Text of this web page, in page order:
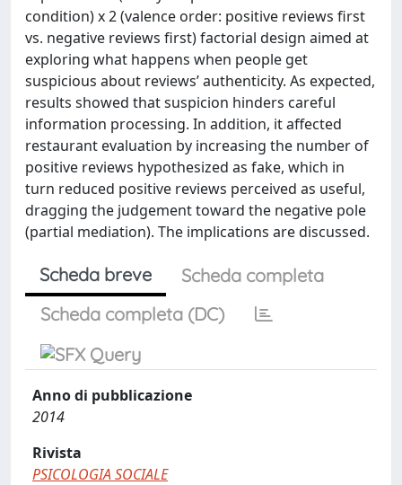
condition) x 2 (valence order: positive reviews first
vs. negative reviews first) factorial design aimed at
exploring what happens when people get
suspicious about reviews’ authenticity. As expected,
results showed that suspicion hinders careful
information processing. In addition, it affected
restaurant evaluation by increasing the number of
positive reviews hypothesized as fake, which in
turn reduced positive reviews perceived as useful,
dragging the judgement toward the negative pole
(partial mediation). The implications are discussed.
Scheda breve
Scheda completa
Scheda completa (DC)
Anno di pubblicazione
2014
Rivista
PSICOLOGIA SOCIALE